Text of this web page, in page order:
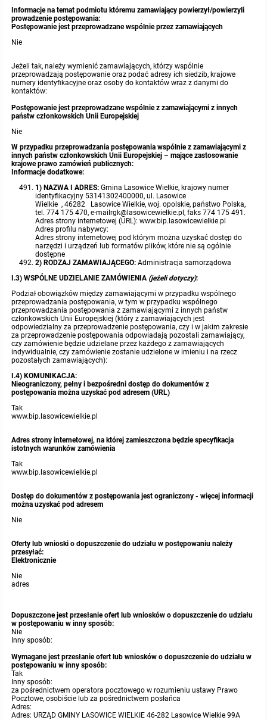
Dyżury Przewodniczącego Rady Gminy
Plan Postępowań
Informacje o wyborze ofert
W trakcie opracowania
Obowiązujące
W trakcie opracowania
Plan ogólny gminy
Obowiązujący
W trakcie opracowania
Formularze dotyczące aktów planowania przestrzennego
Wnioski o sporządzenie lub zmianę planów ogólnych lub planów
miejscowych
Zbiory danych przestrzennych
Analizy zmian w zagospodarowaniu przestrzennym
OGŁOSZENIA
Taryfy dla zbiorowego zaopatrzenia w wodę i zbiorowego odprowadzania
ścieków dla Gminy Lasowice Wielkie
Raport o stanie gminy
Punkty nieodpłatnej pomocy prawnej
INNE
Gminna Komisja Rozwiązywania Problemów Alkoholowych
Skargi, wnioski i petycje
Wybory Ławników 2024r.
Audyt
Informacje na temat podmiotu któremu zamawiający powierzył/powierzyli
prowadzenie postępowania:
Postępowanie jest przeprowadzane wspólnie przez zamawiających
Nie
Jeżeli tak, należy wymienić zamawiających, którzy wspólnie
przeprowadzają postępowanie oraz podać adresy ich siedzib, krajowe
numery identyfikacyjne oraz osoby do kontaktów wraz z danymi do
kontaktów:
Postępowanie jest przeprowadzane wspólnie z zamawiającymi z innych
państw członkowskich Unii Europejskiej
Nie
W przypadku przeprowadzania postępowania wspólnie z zamawiającymi z
innych państw członkowskich Unii Europejskiej – mające zastosowanie
krajowe prawo zamówień publicznych:
Informacje dodatkowe:
1) NAZWA I ADRES:Gmina Lasowice Wielkie, krajowy numer
identyfikacyjny 53141302400000, ul. Lasowice
Wielkie , 46282 Lasowice Wielkie, woj. opolskie, państwo Polska,
tel. 774 175 470, e-mailrgk@lasowicewielkie.pl, faks 774 175 491.
Adres strony internetowej (URL): www.bip.lasowicewielkie.pl
Adres profilu nabywcy:
Adres strony internetowej pod którym można uzyskać dostęp do
narzędzi i urządzeń lub formatów plików, które nie są ogólnie
dostępne
2) RODZAJ ZAMAWIAJĄCEGO:Administracja samorządowa
I.3) WSPÓLNE UDZIELANIE ZAMÓWIENIA (jeżeli dotyczy):
Podział obowiązków między zamawiającymi w przypadku wspólnego
przeprowadzania postępowania, w tym w przypadku wspólnego
przeprowadzania postępowania z zamawiającymi z innych państw
członkowskich Unii Europejskiej (który z zamawiających jest
odpowiedzialny za przeprowadzenie postępowania, czy i w jakim zakresie
za przeprowadzenie postępowania odpowiadają pozostali zamawiający,
czy zamówienie będzie udzielane przez każdego z zamawiających
indywidualnie, czy zamówienie zostanie udzielone w imieniu i na rzecz
pozostałych zamawiających):
I.4) KOMUNIKACJA:
Nieograniczony, pełny i bezpośredni dostęp do dokumentów z
postępowania można uzyskać pod adresem (URL)
Tak
www.bip.lasowicewielkie.pl
Adres strony internetowej, na której zamieszczona będzie specyfikacja
istotnych warunków zamówienia
Tak
www.bip.lasowicewielkie.pl
Dostęp do dokumentów z postępowania jest ograniczony - więcej informacji
można uzyskać pod adresem
Nie
Oferty lub wnioski o dopuszczenie do udziału w postępowaniu należy
przesyłać:
Elektronicznie
Nie
adres
Dopuszczone jest przesłanie ofert lub wniosków o dopuszczenie do udziału
w postępowaniu w inny sposób:
Nie
Inny sposób:
Wymagane jest przesłanie ofert lub wniosków o dopuszczenie do udziału w
postępowaniu w inny sposób:
Tak
Inny sposób:
za pośrednictwem operatora pocztowego w rozumieniu ustawy Prawo
Pocztowe, osobiście lub za pośrednictwem posłańca
Adres:
Adres: URZĄD GMINY LASOWICE WIELKIE 46-282 Lasowice Wielkie 99A